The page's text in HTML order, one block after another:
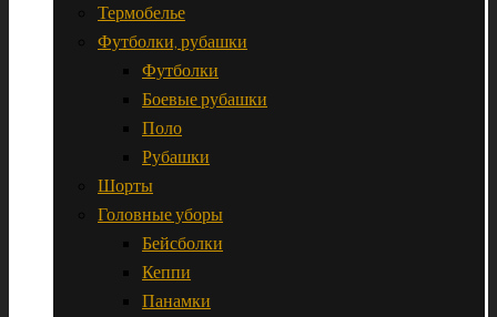
Термобелье
Футболки, рубашки
Футболки
Боевые рубашки
Поло
Рубашки
Шорты
Головные уборы
Бейсболки
Кеппи
Панамки